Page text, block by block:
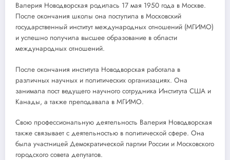
Валерия Новодворская родилась 17 мая 1950 года в Москве.
После окончания школы она поступила в Московский
государственный институт международных отношений (МГИМО)
и успешно получила высшее образование в области
международных отношений.
После окончания института Новодворская работала в
различных научных и политических организациях. Она
занимала пост ведущего научного сотрудника Института США и
Канады, а также преподавала в МГИМО.
Свою профессиональную деятельность Валерия Новодворская
также связывает с деятельностью в политической сфере. Она
была участницей Демократической партии России и Московского
городского совета депутатов.